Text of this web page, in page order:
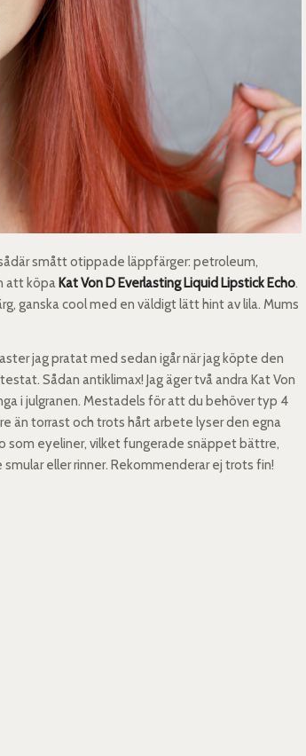
smått otippade läppfärger: petroleum,
att köpa Kat Von D Everlasting Liquid Lipstick Echo.
ganska cool med en väldigt lätt hint av lila. Mums
jag pratat med sedan igår när jag köpte den
Sådan antiklimax! Jag äger två andra Kat Von
i julgranen. Mestadels för att du behöver typ 4
än torrast och trots hårt arbete lyser den egna
som eyeliner, vilket fungerade snäppet bättre,
eller rinner. Rekommenderar ej trots fin!